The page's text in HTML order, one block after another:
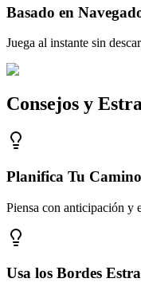
Basado en
Juega al instante sin
Consejos y
Planifica Tu Camino
Piensa con anticipación y
Usa los Bordes